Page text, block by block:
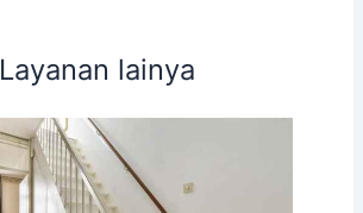
Layanan lainya